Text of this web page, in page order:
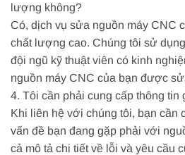
lượng không?
Có, dịch vụ sửa nguồn máy CNC
chất lượng cao. Chúng tôi sử
đội ngũ kỹ thuật viên có kinh
nguồn máy CNC của bạn được
4. Tôi cần phải cung cấp thông
Khi liên hệ với chúng tôi, bạn cần
vấn đề bạn đang gặp phải với
cả mô tả chi tiết về lỗi và yêu cầu